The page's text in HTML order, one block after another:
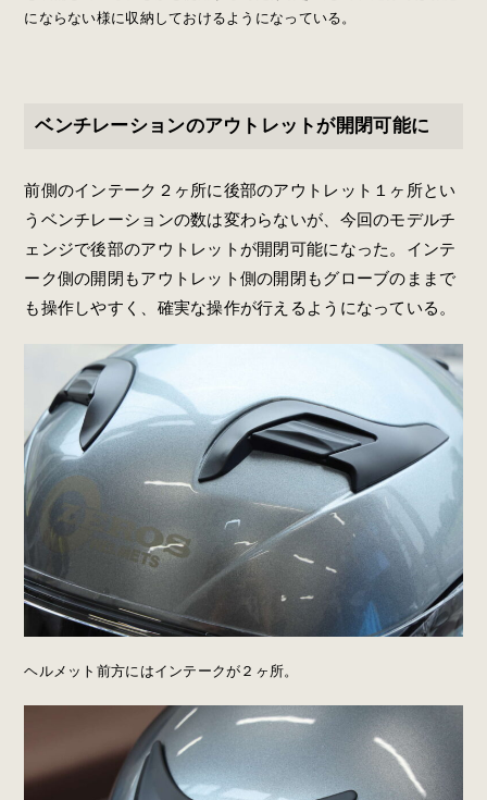
にならない様に収納しておけるようになっている。
ベンチレーションのアウトレットが開閉可能に
前側のインテーク２ヶ所に後部のアウトレット１ヶ所とい
うベンチレーションの数は変わらないが、今回のモデルチ
ェンジで後部のアウトレットが開閉可能になった。インテ
ーク側の開閉もアウトレット側の開閉もグローブのままで
も操作しやすく、確実な操作が行えるようになっている。
ヘルメット前方にはインテークが２ヶ所。